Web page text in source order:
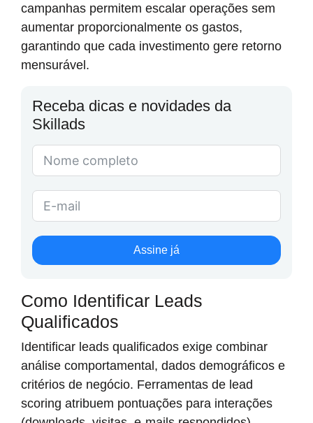
campanhas permitem escalar operações sem
aumentar proporcionalmente os gastos,
garantindo que cada investimento gere retorno
mensurável.
Receba dicas e novidades da
Skillads
Assine já
Como Identificar Leads
Qualificados
Identificar leads qualificados exige combinar
análise comportamental, dados demográficos e
critérios de negócio. Ferramentas de lead
scoring atribuem pontuações para interações